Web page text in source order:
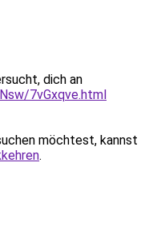
dich an
7vGxqve.html
möchtest, kannst
.